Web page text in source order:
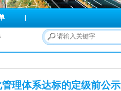
理体系达标的定级前公示